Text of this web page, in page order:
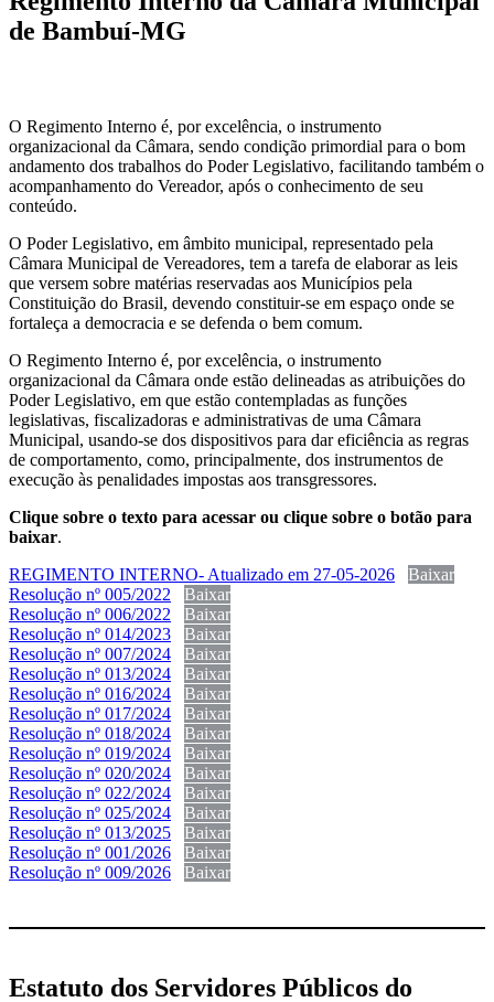
de Bambuí-MG
O Regimento Interno é, por excelência, o instrumento
organizacional da Câmara, sendo condição primordial para o bom
andamento dos trabalhos do Poder Legislativo, facilitando também o
acompanhamento do Vereador, após o conhecimento de seu
conteúdo.
O Poder Legislativo, em âmbito municipal, representado pela
Câmara Municipal de Vereadores, tem a tarefa de elaborar as leis
que versem sobre matérias reservadas aos Municípios pela
Constituição do Brasil, devendo constituir-se em espaço onde se
fortaleça a democracia e se defenda o bem comum.
O Regimento Interno é, por excelência, o instrumento
organizacional da Câmara onde estão delineadas as atribuições do
Poder Legislativo, em que estão contempladas as funções
legislativas, fiscalizadoras e administrativas de uma Câmara
Municipal, usando-se dos dispositivos para dar eficiência as regras
de comportamento, como, principalmente, dos instrumentos de
execução às penalidades impostas aos transgressores.
Clique sobre o texto para acessar ou clique sobre o botão para
baixar.
REGIMENTO INTERNO- Atualizado em 27-05-2026
Baixar
Resolução nº 005/2022
Baixar
Resolução nº 006/2022
Baixar
Resolução nº 014/2023
Baixar
Resolução nº 007/2024
Baixar
Resolução nº 013/2024
Baixar
Resolução nº 016/2024
Baixar
Resolução nº 017/2024
Baixar
Resolução nº 018/2024
Baixar
Resolução nº 019/2024
Baixar
Resolução nº 020/2024
Baixar
Resolução nº 022/2024
Baixar
Resolução nº 025/2024
Baixar
Resolução nº 013/2025
Baixar
Resolução nº 001/2026
Baixar
Resolução nº 009/2026
Baixar
Estatuto dos Servidores Públicos do